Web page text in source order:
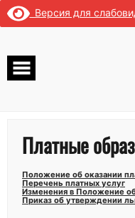
Версия для
Платные
Положение об оказании
Перечень платных услуг
Изменения в Положение
Приказ об утверждении